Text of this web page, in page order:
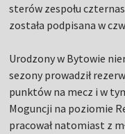
sterów zespołu
została podpisana w
Urodzony w Bytowie
sezony prowadził
punktów na mecz i w
Moguncji na poziomie
pracował natomiast z